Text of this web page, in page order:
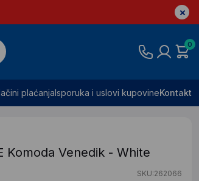
0
plaćanjaIsporuka i uslovi kupovineKontakt
Komoda Venedik - White
SKU:262066